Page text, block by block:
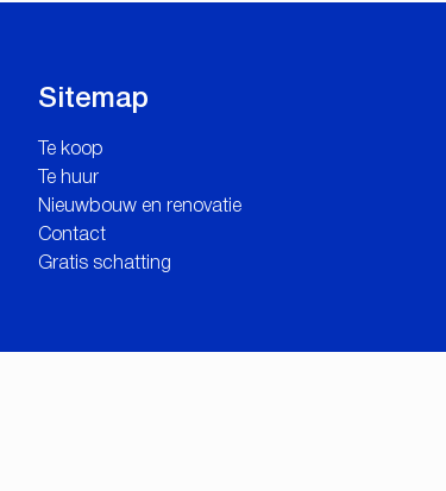
Sitemap
Te koop
Te huur
Nieuwbouw en renovatie
Contact
Gratis schatting